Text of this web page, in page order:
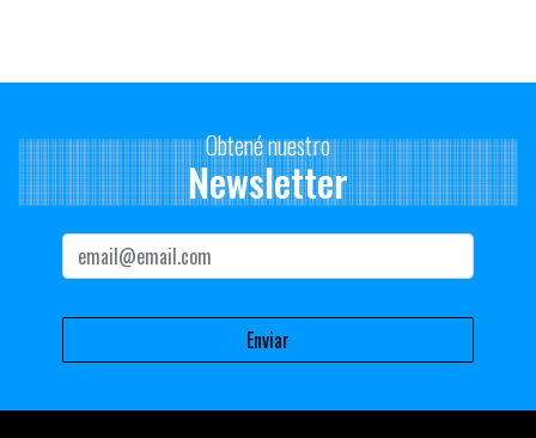
Obtené nuestro
Newsletter